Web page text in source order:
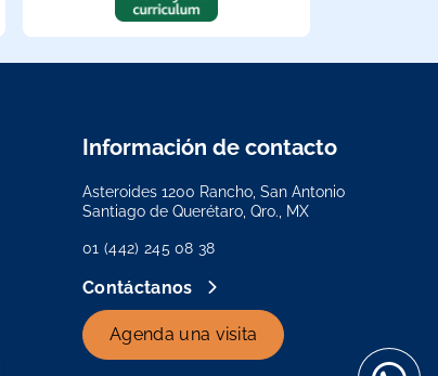
Información de contacto
Asteroides 1200 Rancho, San Antonio
Santiago de Querétaro, Qro., MX
01 (442) 245 08 38
Contáctanos
Agenda una visita